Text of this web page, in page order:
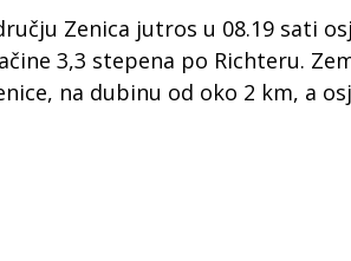
Zenica jutros u 08.19 sati
3,3 stepena po Richteru.
na dubinu od oko 2 km, a